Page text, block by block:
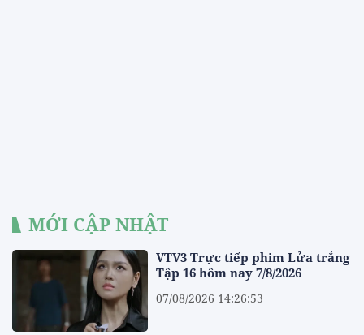
MỚI CẬP NHẬT
VTV3 Trực tiếp phim Lửa trắng
Tập 16 hôm nay 7/8/2026
07/08/2026 14:26:53